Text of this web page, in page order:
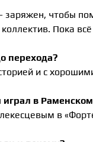
чтобы
Пока
перехода?
и с
играл в
в